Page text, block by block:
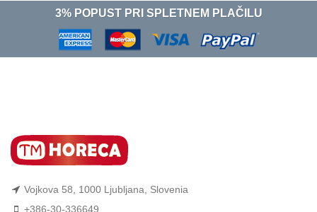
3% POPUST PRI SPLETNEM PLAČILU
Vojkova 58, 1000 Ljubljana, Slovenia
+386-30-336649